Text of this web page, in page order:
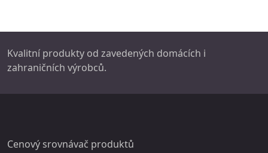
Kvalitní produkty od zavedených domácích i
zahraničních výrobců.
Cenový srovnávač produktů